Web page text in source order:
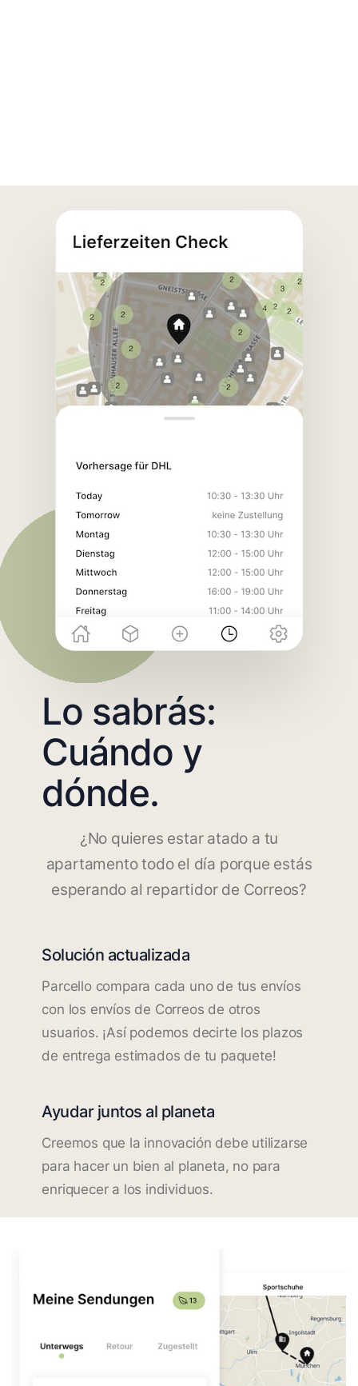
Lo sabrás:
Cuándo y
dónde.
¿No quieres estar atado a tu
apartamento todo el día porque estás
esperando al repartidor de Correos?
Solución actualizada
Parcello compara cada uno de tus envíos
con los envíos de Correos de otros
usuarios. ¡Así podemos decirte los plazos
de entrega estimados de tu paquete!
Ayudar juntos al planeta
Creemos que la innovación debe utilizarse
para hacer un bien al planeta, no para
enriquecer a los individuos.